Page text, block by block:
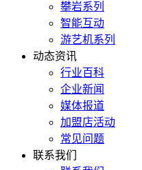
攀岩系列
智能互动
游艺机系列
动态资讯
行业百科
企业新闻
媒体报道
加盟店活动
常见问题
联系我们